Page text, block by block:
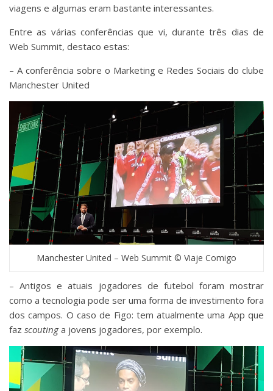
viagens e algumas eram bastante interessantes.
Entre as várias conferências que vi, durante três dias de
Web Summit, destaco estas:
– A conferência sobre o Marketing e Redes Sociais do clube
Manchester United
Manchester United – Web Summit © Viaje Comigo
– Antigos e atuais jogadores de futebol foram mostrar
como a tecnologia pode ser uma forma de investimento fora
dos campos. O caso de Figo: tem atualmente uma App que
faz scoutinga jovens jogadores, por exemplo.